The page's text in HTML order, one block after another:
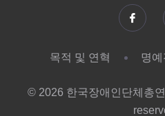
목적 및 연혁 명
© 2026 한국장애인단체총